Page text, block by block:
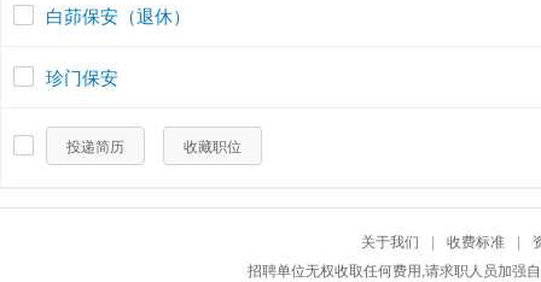
白茆保安（退休）
珍门保安
投递简历 收藏职位
关于我们 | 收费标准 |
招聘单位无权收取任何费用,请求职人员加强